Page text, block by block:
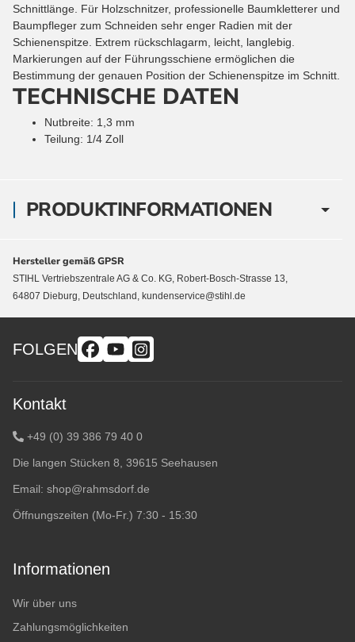
PRODUKTINFORMATIONEN
Schnittlänge. Für Holzschnitzer, professionelle Baumkletterer und
Baumpfleger zum Schneiden sehr enger Radien mit der
Schienenspitze. Extrem rückschlagarm, leicht, langlebig.
Markierungen auf der Führungsschiene ermöglichen die
Bestimmung der genauen Position der Schienenspitze im Schnitt.
TECHNISCHE DATEN
Nutbreite: 1,3 mm
Teilung: 1/4 Zoll
Hersteller gemäß GPSR
STIHL Vertriebszentrale AG & Co. KG, Robert-Bosch-Strasse 13,
64807 Dieburg, Deutschland, kundenservice@stihl.de
FOLGEN
Kontakt
+49 (0) 39 386 79 40 0
Die langen Stücken 8, 39615 Seehausen
Email: shop@rahmsdorf.de
Öffnungszeiten (Mo-Fr.) 7:30 - 15:30
Informationen
Wir über uns
Zahlungsmöglichkeiten